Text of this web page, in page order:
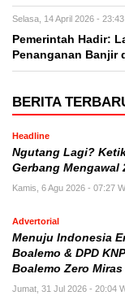
Selasa, 14 April 2026 -
Pemerintah Hadir:
Penanganan Banjir
BERITA
Headline
Ngutang Lagi?
Gerbang Mengawal
Kamis, 6 Agu 2026 - 07:27
Advertorial
Menuju Indonesia
Boalemo & DPD
Boalemo Zero
Jumat, 31 Jul 2026 - 20:04